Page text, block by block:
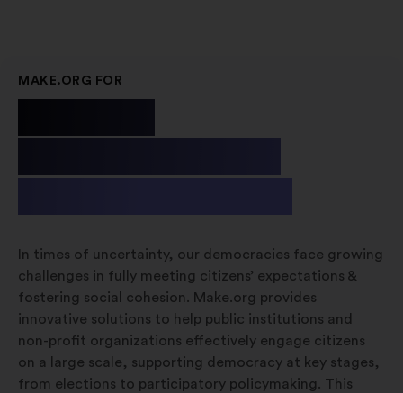
MAKE.ORG FOR
In times of uncertainty, our democracies face growing
challenges in fully meeting citizens’ expectations &
fostering social cohesion. Make.org provides
innovative solutions to help public institutions and
non-profit organizations effectively engage citizens
on a large scale, supporting democracy at key stages,
from elections to participatory policymaking. This